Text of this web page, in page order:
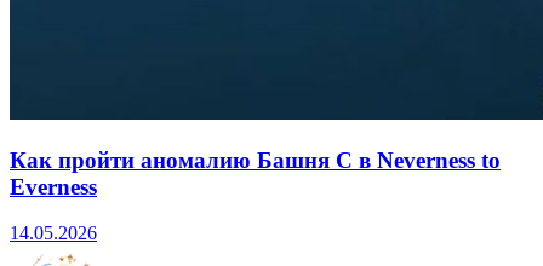
Как пройти аномалию Башня С в Neverness to
Everness
14.05.2026